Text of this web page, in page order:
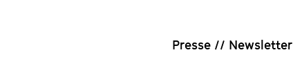
Presse Newsletter